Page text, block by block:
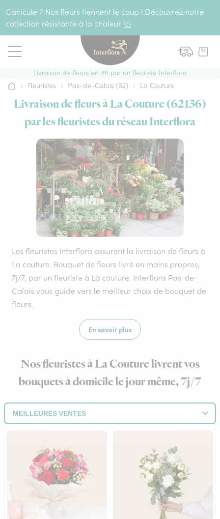
Canicule ? Nos fleurs tiennent le coup ! Découvrez notre
collection résistante à la chaleur ici
Livraison de fleurs en 4h par un fleuriste Interflora
Accueil
› Fleuristes › Pas-de-Calais (62) › La Couture
Livraison de fleurs à La Couture (62136)
par les fleuristes du réseau Interflora
Les fleuristes Interflora assurent la livraison de fleurs à
La couture. Bouquet de fleurs livré en mains propres,
7j/7, par un fleuriste à La couture. Interflora Pas-de-
Calais vous guide vers le meilleur choix de bouquet de
fleurs.
En savoir plus
Nos fleuristes à La Couture livrent vos
bouquets à domicile le jour même, 7j/7